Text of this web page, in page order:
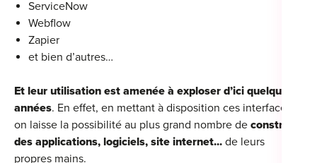
ServiceNow
Webflow
Zapier
et bien d’autres…
Et leur utilisation est amenée à exploser d’ici quelques
années. En effet, en mettant à disposition ces interfaces,
on laisse la possibilité au plus grand nombre de construire
des applications, logiciels, site internet... de leurs
propres mains.